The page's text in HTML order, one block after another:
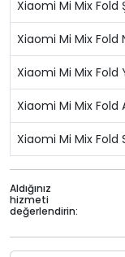
Xiaomi Mi Mix
Xiaomi Mi Mix Fold
Xiaomi Mi Mix Fold
Xiaomi Mi Mix Fold
Xiaomi Mi Mix Fold
Aldığınız
hizmeti
değerlendirin: